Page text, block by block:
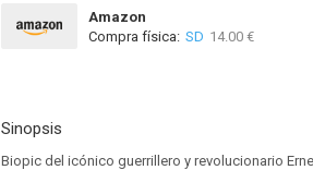
Amazon
Compra física: SD 14.00 €
Sinopsis
Biopic del icónico guerrillero y revolucionario